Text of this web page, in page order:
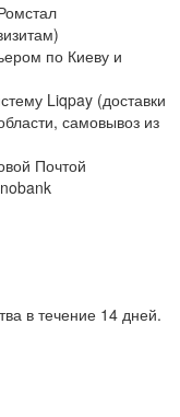
по Киеву и
Liqpay (доставки
самовывоз из
Почтой
в течение 14 дней.